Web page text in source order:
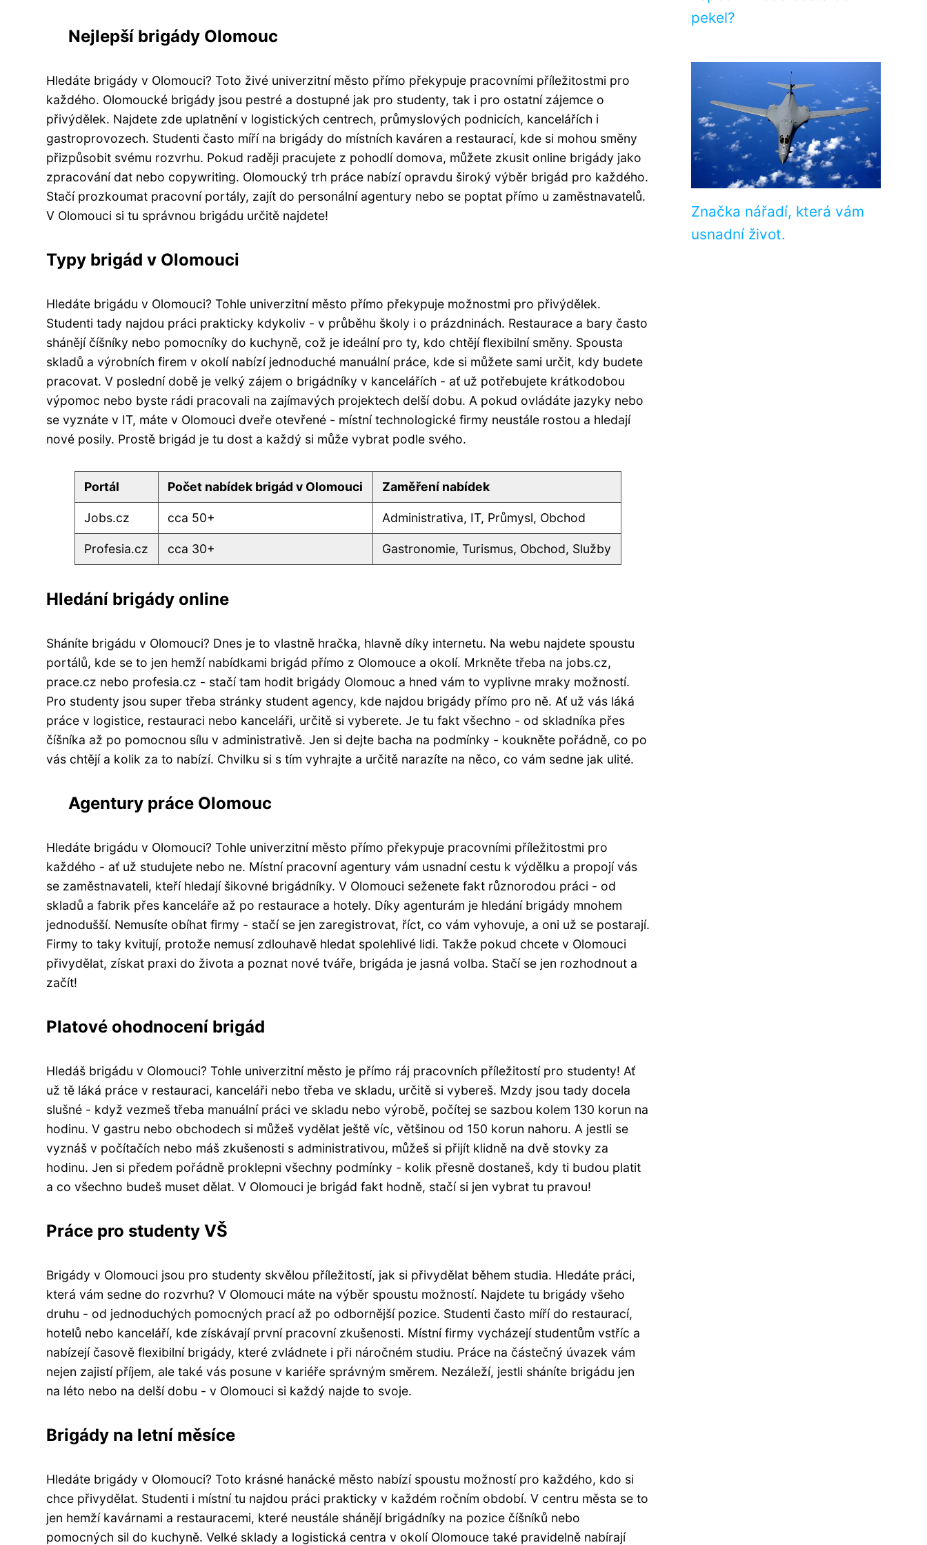
Nejlepší brigády Olomouc
Hledáte brigády v Olomouci? Toto živé univerzitní město přímo překypuje pracovními příležitostmi pro
každého. Olomoucké brigády jsou pestré a dostupné jak pro studenty, tak i pro ostatní zájemce o
přivýdělek. Najdete zde uplatnění v logistických centrech, průmyslových podnicích, kancelářích i
gastroprovozech. Studenti často míří na brigády do místních kaváren a restaurací, kde si mohou směny
přizpůsobit svému rozvrhu. Pokud raději pracujete z pohodlí domova, můžete zkusit online brigády jako
zpracování dat nebo copywriting. Olomoucký trh práce nabízí opravdu široký výběr brigád pro každého.
Stačí prozkoumat pracovní portály, zajít do personální agentury nebo se poptat přímo u zaměstnavatelů.
V Olomouci si tu správnou brigádu určitě najdete!
Typy brigád v Olomouci
Hledáte brigádu v Olomouci? Tohle univerzitní město přímo překypuje možnostmi pro přivýdělek.
Studenti tady najdou práci prakticky kdykoliv - v průběhu školy i o prázdninách. Restaurace a bary často
shánějí číšníky nebo pomocníky do kuchyně, což je ideální pro ty, kdo chtějí flexibilní směny. Spousta
skladů a výrobních firem v okolí nabízí jednoduché manuální práce, kde si můžete sami určit, kdy budete
pracovat. V poslední době je velký zájem o brigádníky v kancelářích - ať už potřebujete krátkodobou
výpomoc nebo byste rádi pracovali na zajímavých projektech delší dobu. A pokud ovládáte jazyky nebo
se vyznáte v IT, máte v Olomouci dveře otevřené - místní technologické firmy neustále rostou a hledají
nové posily. Prostě brigád je tu dost a každý si může vybrat podle svého.
Portál Počet nabídek brigád v Olomouci Zaměření nabídek
Jobs.cz cca 50+ Administrativa, IT, Průmysl, Obchod
Profesia.cz cca 30+ Gastronomie, Turismus, Obchod, Služby
Hledání brigády online
Sháníte brigádu v Olomouci? Dnes je to vlastně hračka, hlavně díky internetu. Na webu najdete spoustu
portálů, kde se to jen hemží nabídkami brigád přímo z Olomouce a okolí. Mrkněte třeba na jobs.cz,
prace.cz nebo profesia.cz - stačí tam hodit brigády Olomouc a hned vám to vyplivne mraky možností.
Pro studenty jsou super třeba stránky student agency, kde najdou brigády přímo pro ně. Ať už vás láká
práce v logistice, restauraci nebo kanceláři, určitě si vyberete. Je tu fakt všechno - od skladníka přes
číšníka až po pomocnou sílu v administrativě. Jen si dejte bacha na podmínky - koukněte pořádně, co po
vás chtějí a kolik za to nabízí. Chvilku si s tím vyhrajte a určitě narazíte na něco, co vám sedne jak ulité.
Agentury práce Olomouc
Hledáte brigádu v Olomouci? Tohle univerzitní město přímo překypuje pracovními příležitostmi pro
každého - ať už studujete nebo ne. Místní pracovní agentury vám usnadní cestu k výdělku a propojí vás
se zaměstnavateli, kteří hledají šikovné brigádníky. V Olomouci seženete fakt různorodou práci - od
skladů a fabrik přes kanceláře až po restaurace a hotely. Díky agenturám je hledání brigády mnohem
jednodušší. Nemusíte obíhat firmy - stačí se jen zaregistrovat, říct, co vám vyhovuje, a oni už se postarají.
Firmy to taky kvitují, protože nemusí zdlouhavě hledat spolehlivé lidi. Takže pokud chcete v Olomouci
přivydělat, získat praxi do života a poznat nové tváře, brigáda je jasná volba. Stačí se jen rozhodnout a
začít!
Platové ohodnocení brigád
Hledáš brigádu v Olomouci? Tohle univerzitní město je přímo ráj pracovních příležitostí pro studenty! Ať
už tě láká práce v restauraci, kanceláři nebo třeba ve skladu, určitě si vybereš. Mzdy jsou tady docela
slušné - když vezmeš třeba manuální práci ve skladu nebo výrobě, počítej se sazbou kolem 130 korun na
hodinu. V gastru nebo obchodech si můžeš vydělat ještě víc, většinou od 150 korun nahoru. A jestli se
vyznáš v počítačích nebo máš zkušenosti s administrativou, můžeš si přijít klidně na dvě stovky za
hodinu. Jen si předem pořádně proklepni všechny podmínky - kolik přesně dostaneš, kdy ti budou platit
a co všechno budeš muset dělat. V Olomouci je brigád fakt hodně, stačí si jen vybrat tu pravou!
Práce pro studenty VŠ
Brigády v Olomouci jsou pro studenty skvělou příležitostí, jak si přivydělat během studia. Hledáte práci,
která vám sedne do rozvrhu? V Olomouci máte na výběr spoustu možností. Najdete tu brigády všeho
druhu - od jednoduchých pomocných prací až po odbornější pozice. Studenti často míří do restaurací,
hotelů nebo kanceláří, kde získávají první pracovní zkušenosti. Místní firmy vycházejí studentům vstříc a
nabízejí časově flexibilní brigády, které zvládnete i při náročném studiu. Práce na částečný úvazek vám
nejen zajistí příjem, ale také vás posune v kariéře správným směrem. Nezáleží, jestli sháníte brigádu jen
na léto nebo na delší dobu - v Olomouci si každý najde to svoje.
Brigády na letní měsíce
Hledáte brigády v Olomouci? Toto krásné hanácké město nabízí spoustu možností pro každého, kdo si
chce přivydělat. Studenti i místní tu najdou práci prakticky v každém ročním období. V centru města se to
jen hemží kavárnami a restauracemi, které neustále shánějí brigádníky na pozice číšníků nebo
pomocných sil do kuchyně. Velké sklady a logistická centra v okolí Olomouce také pravidelně nabírají
pekel?
Značka nářadí, která vám
usnadní život.